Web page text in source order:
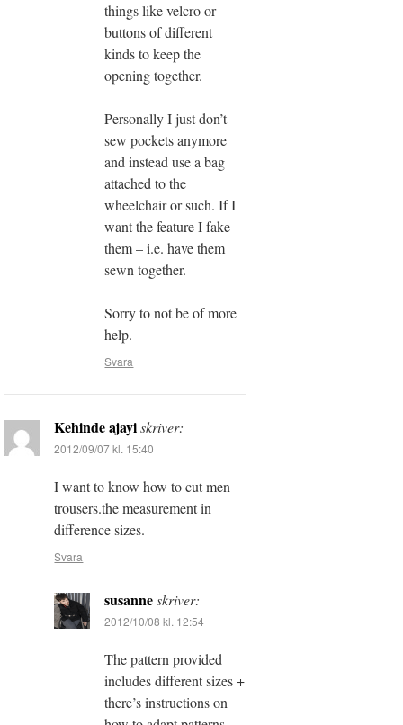
things like velcro or
buttons of different
kinds to keep the
opening together.
Personally I just don’t
sew pockets anymore
and instead use a bag
attached to the
wheelchair or such. If I
want the feature I fake
them – i.e. have them
sewn together.
Sorry to not be of more
help.
Svara
Kehinde ajayi skriver:
2012/09/07 kl. 15:40
I want to know how to cut men
trousers.the measurement in
difference sizes.
Svara
susanne skriver:
2012/10/08 kl. 12:54
The pattern provided
includes different sizes +
there’s instructions on